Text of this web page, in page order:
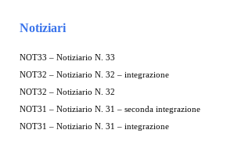
Notiziari
NOT33 – Notiziario N. 33
NOT32 – Notiziario N. 32 – integrazione
NOT32 – Notiziario N. 32
NOT31 – Notiziario N. 31 – seconda integrazione
NOT31 – Notiziario N. 31 – integrazione